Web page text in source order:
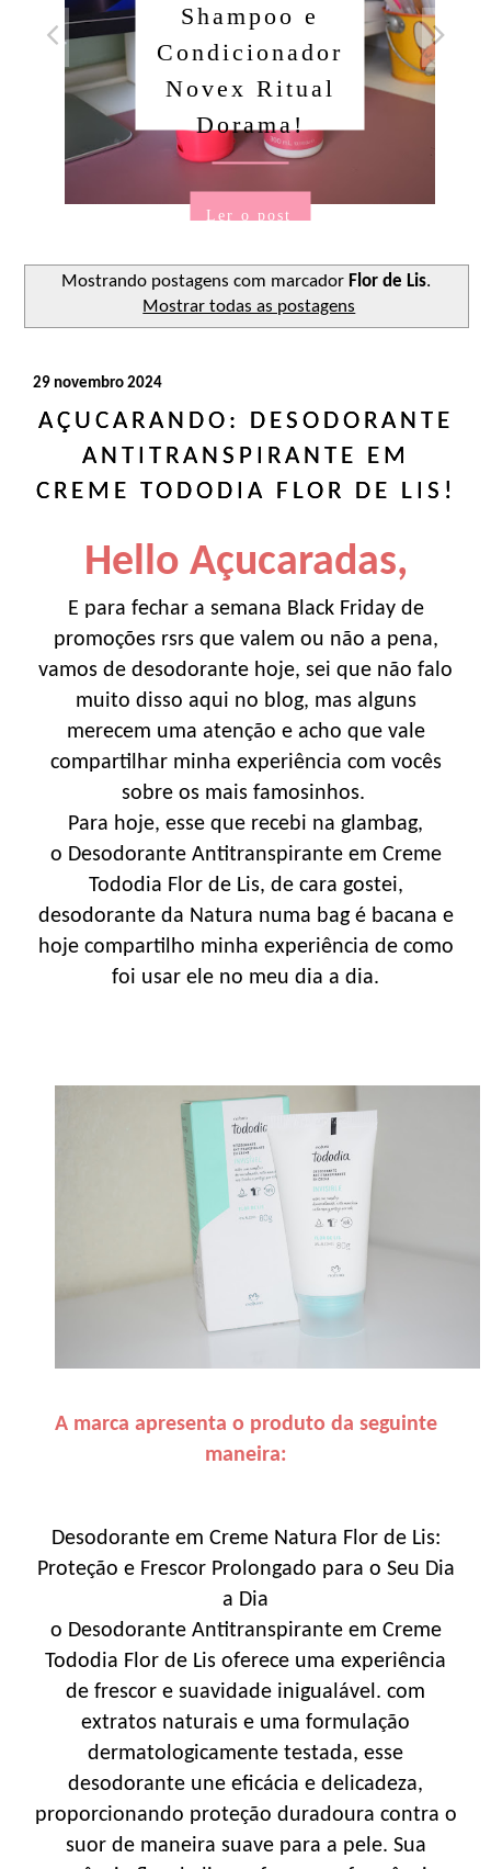
Shampoo e
Condicionador
Novex Ritual
Dorama!
Ler o post
Mostrando postagens com marcador Flor de Lis.
Mostrar todas as postagens
29 novembro 2024
AÇUCARANDO: DESODORANTE
ANTITRANSPIRANTE EM
CREME TODODIA FLOR DE LIS!
Hello Açucaradas,
E para fechar a semana Black Friday de
promoções rsrs que valem ou não a pena,
vamos de desodorante hoje, sei que não falo
muito disso aqui no blog, mas alguns
merecem uma atenção e acho que vale
compartilhar minha experiência com vocês
sobre os mais famosinhos.
Para hoje, esse que recebi na glambag,
o Desodorante Antitranspirante em Creme
Tododia Flor de Lis, de cara gostei,
desodorante da Natura numa bag é bacana e
hoje compartilho minha experiência de como
foi usar ele no meu dia a dia.
A marca apresenta o produto da seguinte
maneira:
Desodorante em Creme Natura Flor de Lis:
Proteção e Frescor Prolongado para o Seu Dia
a Dia
o Desodorante Antitranspirante em Creme
Tododia Flor de Lis oferece uma experiência
de frescor e suavidade inigualável. com
extratos naturais e uma formulação
dermatologicamente testada, esse
desodorante une eficácia e delicadeza,
proporcionando proteção duradoura contra o
suor de maneira suave para a pele. Sua